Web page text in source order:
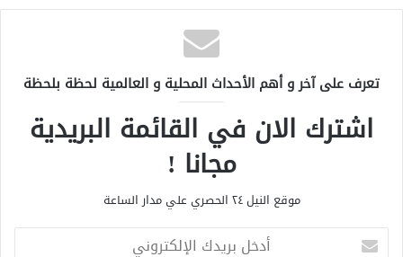
تعرف على آخر و أهم الأحداث المحلية و العالمية لحظة بلحظة
اشترك الان في القائمة البريدية
مجانا !
موقع النيل ٢٤ الحصري علي مدار الساعة